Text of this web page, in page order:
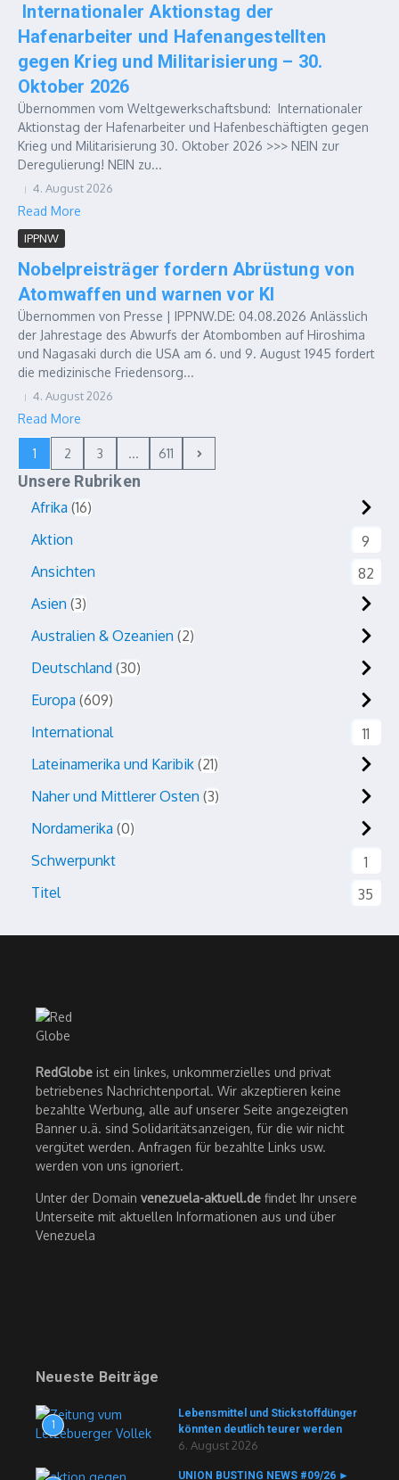
Internationaler Aktionstag der
Hafenarbeiter und Hafenangestellten
gegen Krieg und Militarisierung – 30.
Oktober 2026
Übernommen vom Weltgewerkschaftsbund: Internationaler
Aktionstag der Hafenarbeiter und Hafenbeschäftigten gegen
Krieg und Militarisierung 30. Oktober 2026 >>> NEIN zur
Deregulierung! NEIN zu...
4. August 2026
Read More
IPPNW
Nobelpreisträger fordern Abrüstung von
Atomwaffen und warnen vor KI
Übernommen von Presse | IPPNW.DE: 04.08.2026 Anlässlich
der Jahrestage des Abwurfs der Atombomben auf Hiroshima
und Nagasaki durch die USA am 6. und 9. August 1945 fordert
die medizinische Friedensorg...
4. August 2026
Read More
1 2 3 ... 611
Unsere Rubriken
Afrika 16
Aktion
9
Ansichten
82
Asien 3
Australien & Ozeanien 2
Deutschland 30
Europa 609
International
11
Lateinamerika und Karibik 21
Naher und Mittlerer Osten 3
Nordamerika 0
Schwerpunkt
1
Titel
35
RedGlobe ist ein linkes, unkommerzielles und privat
betriebenes Nachrichtenportal. Wir akzeptieren keine
bezahlte Werbung, alle auf unserer Seite angezeigten
Banner u.ä. sind Solidaritätsanzeigen, für die wir nicht
vergütet werden. Anfragen für bezahlte Links usw.
werden von uns ignoriert.
Unter der Domain venezuela-aktuell.de findet Ihr unsere
Unterseite mit aktuellen Informationen aus und über
Venezuela
Neueste Beiträge
1
Lebensmittel und Stickstoffdünger
könnten deutlich teurer werden
6. August 2026
UNION BUSTING NEWS #09/26 ►